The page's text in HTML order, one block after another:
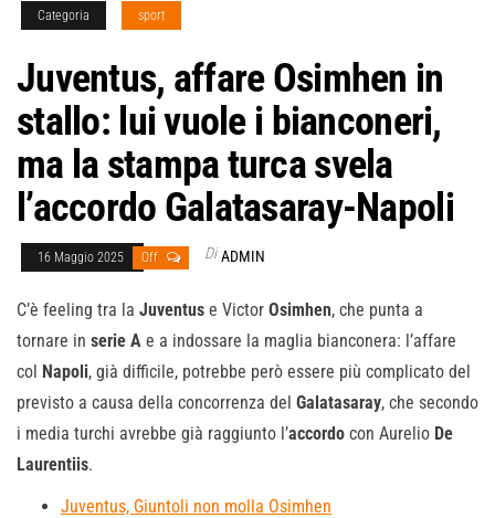
Categoria sport
Juventus, affare Osimhen in
stallo: lui vuole i bianconeri,
ma la stampa turca svela
l’accordo Galatasaray-Napoli
16 Maggio 2025 Off Di ADMIN
C’è feeling tra la Juventus e Victor Osimhen, che punta a
tornare in serie A e a indossare la maglia bianconera: l’affare
col Napoli, già difficile, potrebbe però essere più complicato del
previsto a causa della concorrenza del Galatasaray, che secondo
i media turchi avrebbe già raggiunto l’accordo con Aurelio De
Laurentiis.
Juventus, Giuntoli non molla Osimhen